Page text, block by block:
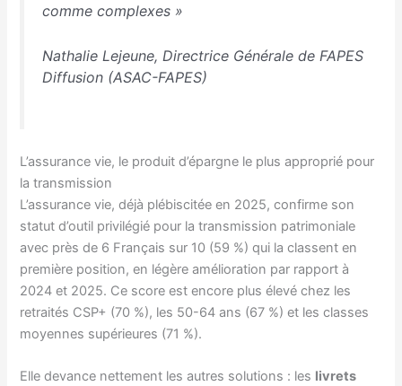
comme complexes »
Nathalie Lejeune, Directrice Générale de FAPES
Diffusion (ASAC-FAPES)
L’assurance vie, le produit d’épargne le plus approprié pour
la transmission
L’assurance vie, déjà plébiscitée en 2025, confirme son
statut d’outil privilégié pour la transmission patrimoniale
avec près de 6 Français sur 10 (59 %) qui la classent en
première position, en légère amélioration par rapport à
2024 et 2025. Ce score est encore plus élevé chez les
retraités CSP+ (70 %), les 50-64 ans (67 %) et les classes
moyennes supérieures (71 %).
Elle devance nettement les autres solutions : les livrets